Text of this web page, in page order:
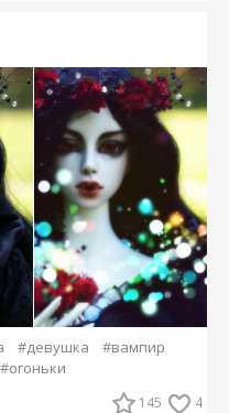
#девушка
#вампир
#огоньки
145 4